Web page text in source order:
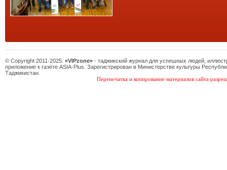
© Copyright 2011-2025. «VIPzone» - таджикский журнал для успешных людей,
приложение к газете ASIA-Plus. Зарегистрирован в Министерстве культуры
Таджикистан.
Перепечатка и копирование материалов сайта